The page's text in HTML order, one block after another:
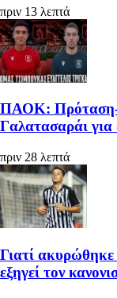
πριν 13 λεπτά
ΠΑΟΚ: Πρόταση-
Γαλατασαράι για
πριν 28 λεπτά
Γιατί
εξηγεί τον